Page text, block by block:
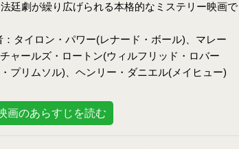
廷劇が繰り広げられる本格的なミステリー映画で
タイロン・パワー(レナード・ボール)、マレー
ャールズ・ロートン(ウィルフリッド・ロバー
プリムソル)、ヘンリー・ダニエル(メイヒュー)
画のあらすじを読む